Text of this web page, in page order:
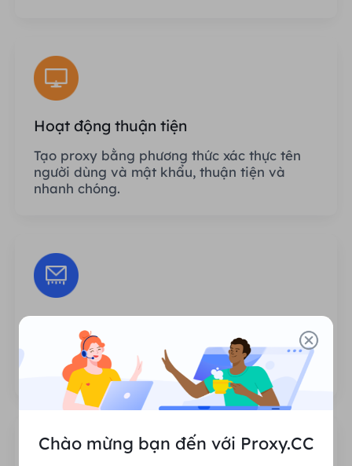
Hoạt động thuận tiện
Tạo proxy bằng phương thức xác thực tên
người dùng và mật khẩu, thuận tiện và
nhanh chóng.
Không có giới hạn về số lần sử dụng hoặc
tần suất gọi proxy.
Chào mừng bạn đến với Proxy.CC